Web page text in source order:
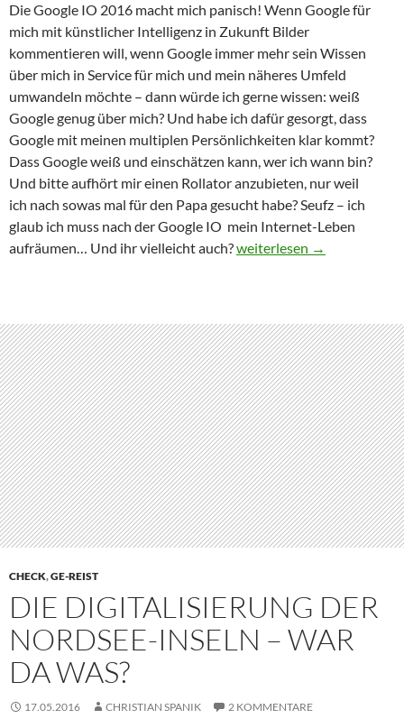
Die Google IO 2016 macht mich panisch! Wenn Google für
mich mit künstlicher Intelligenz in Zukunft Bilder
kommentieren will, wenn Google immer mehr sein Wissen
über mich in Service für mich und mein näheres Umfeld
umwandeln möchte – dann würde ich gerne wissen: weiß
Google genug über mich? Und habe ich dafür gesorgt, dass
Google mit meinen multiplen Persönlichkeiten klar kommt?
Dass Google weiß und einschätzen kann, wer ich wann bin?
Und bitte aufhört mir einen Rollator anzubieten, nur weil
ich nach sowas mal für den Papa gesucht habe? Seufz – ich
glaub ich muss nach der Google IO mein Internet-Leben
aufräumen… Und ihr vielleicht auch?Wer bin ich und wenn ja
weiterlesen →
CHECK,GE-REIST
DIE DIGITALISIERUNG DER
NORDSEE-INSELN – WAR
DA WAS?
17.05.2016 CHRISTIAN SPANIK 2 KOMMENTARE